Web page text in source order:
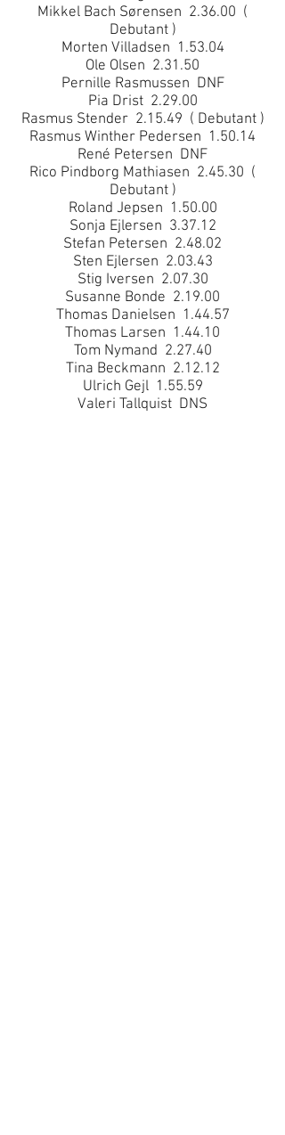
Mikkel Bach Sørensen 2.36.00 (
Debutant )
Morten Villadsen 1.53.04
Ole Olsen 2.31.50
Pernille Rasmussen DNF
Pia Drist 2.29.00
Rasmus Stender 2.15.49 ( Debutant )
Rasmus Winther Pedersen 1.50.14
René Petersen DNF
Rico Pindborg Mathiasen 2.45.30 (
Debutant )
Roland Jepsen 1.50.00
Sonja Ejlersen 3.37.12
Stefan Petersen 2.48.02
Sten Ejlersen 2.03.43
Stig Iversen 2.07.30
Susanne Bonde 2.19.00
Thomas Danielsen 1.44.57
Thomas Larsen 1.44.10
Tom Nymand 2.27.40
Tina Beckmann 2.12.12
Ulrich Gejl 1.55.59
Valeri Tallquist DNS